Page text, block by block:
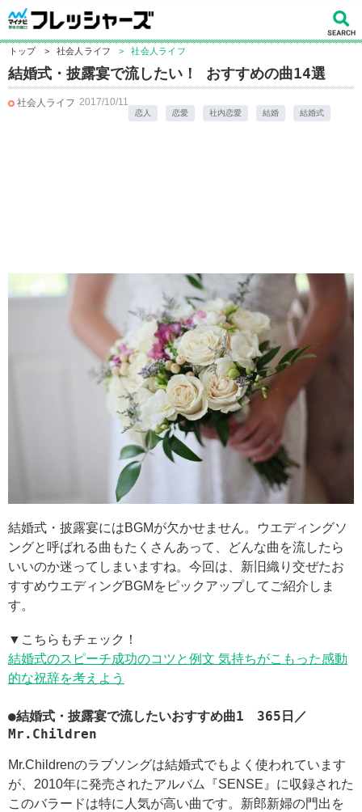
トップ > 社会人ライフ > 社会人ライフ
結婚式・披露宴で流したい！ おすすめの曲14選
社会人ライフ 2017/10/11
恋人 恋愛 社内恋愛 結婚 結婚式
結婚式・披露宴にはBGMが欠かせません。ウエディングソ
ングと呼ばれる曲もたくさんあって、どんな曲を流したら
いいのか迷ってしまいますね。今回は、新旧織り交ぜたお
すすめウエディングBGMをピックアップしてご紹介しま
す。
▼こちらもチェック！
結婚式のスピーチ成功のコツと例文 気持ちがこもった感動
的な祝辞を考えよう
●結婚式・披露宴で流したいおすすめ曲1 365日／
Mr.Children
Mr.Childrenのラブソングは結婚式でもよく使われています
が、2010年に発売されたアルバム『SENSE』に収録された
このバラードは特に人気が高い曲です。新郎新婦の門出を